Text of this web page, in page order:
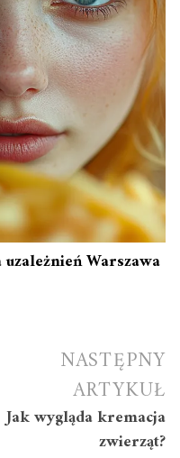
Warszawa
NASTĘPNY
ARTYKUŁ
Jak wygląda kremacja
zwierząt?